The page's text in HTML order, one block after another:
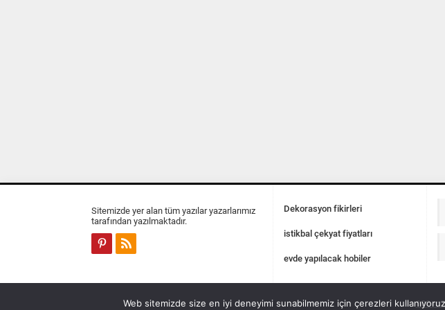
Sitemizde yer alan tüm yazılar yazarlarımız
tarafından yazılmaktadır.
Dekorasyon fikirleri
istikbal çekyat fiyatları
evde yapılacak hobiler
100
Web sitemizde size en iyi deneyimi sunabilmemiz için çerezleri